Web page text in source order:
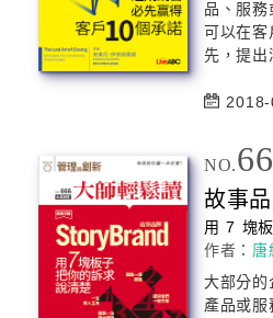
品、服
可以在客
先，提出
NO.
故事
用 7 塊
作者： 唐
大部分的
產品或